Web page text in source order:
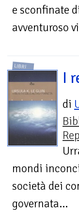
e sconfinate
avventuroso
LIBRI
I
di
mondi
società dei
governata...